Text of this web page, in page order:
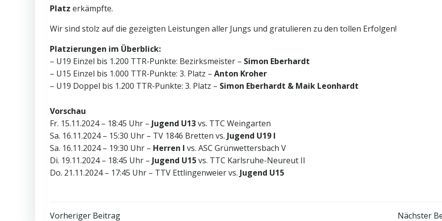
Platz erkämpfte.
Wir sind stolz auf die gezeigten Leistungen aller Jungs und gratulieren zu den tollen Erfolgen!
Platzierungen im Überblick:
– U19 Einzel bis 1.200 TTR-Punkte: Bezirksmeister – Simon Eberhardt
– U15 Einzel bis 1.000 TTR-Punkte: 3. Platz – Anton Kroher
– U19 Doppel bis 1.200 TTR-Punkte: 3. Platz – Simon Eberhardt & Maik Leonhardt
Vorschau
Fr. 15.11.2024 – 18:45 Uhr – Jugend U13vs. TTC Weingarten
Sa. 16.11.2024 – 15:30 Uhr – TV 1846 Bretten vs. Jugend U19 I
Sa. 16.11.2024 – 19:30 Uhr – Herren I vs. ASC Grünwettersbach V
Di. 19.11.2024 – 18:45 Uhr – Jugend U15vs. TTC Karlsruhe-Neureut II
Do. 21.11.2024 – 17:45 Uhr – TTV Ettlingenweier vs. Jugend U15
Vorheriger Beitrag Nächster